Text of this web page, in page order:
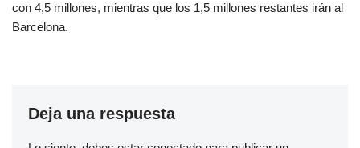
con 4,5 millones, mientras que los 1,5 millones restantes irán al
Barcelona.
Deja una respuesta